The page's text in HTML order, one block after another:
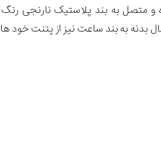
و متصل به بند پلاستیک نارنجی
بدنه به بند ساعت نیز از پتنت خود